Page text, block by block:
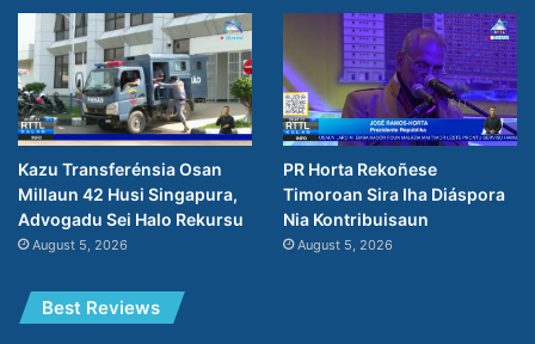
Kazu Transferénsia Osan
Millaun 42 Husi Singapura,
Advogadu Sei Halo Rekursu
August 5, 2026
PR Horta Rekoñese
Timoroan Sira Iha Diáspora
Nia Kontribuisaun
August 5, 2026
Best Reviews